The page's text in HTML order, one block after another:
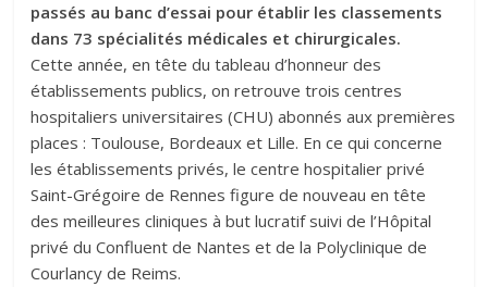
passés au banc d’essai pour établir les classements
dans 73 spécialités médicales et chirurgicales.
Cette année, en tête du tableau d’honneur des
établissements publics, on retrouve trois centres
hospitaliers universitaires (CHU) abonnés aux premières
places : Toulouse, Bordeaux et Lille. En ce qui concerne
les établissements privés, le centre hospitalier privé
Saint-Grégoire de Rennes figure de nouveau en tête
des meilleures cliniques à but lucratif suivi de l’Hôpital
privé du Confluent de Nantes et de la Polyclinique de
Courlancy de Reims.